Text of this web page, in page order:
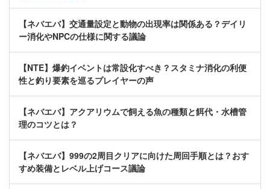
【ネバエバ】交通量設定と動物の出現率は関係ある？デイリ
ー消化やNPCの仕様に関する議論
【NTE】爆釣イベントは常設化すべき？スタミナ消化の利便
性と釣り要素を巡るプレイヤーの声
【ネバエバ】アクアリウムで飼える魚の種類と餌代・水槽管
理のコツとは？
【ネバエバ】999の2周目クリアに向けた周回手順とは？おす
すめ装備とレベル上げコース議論